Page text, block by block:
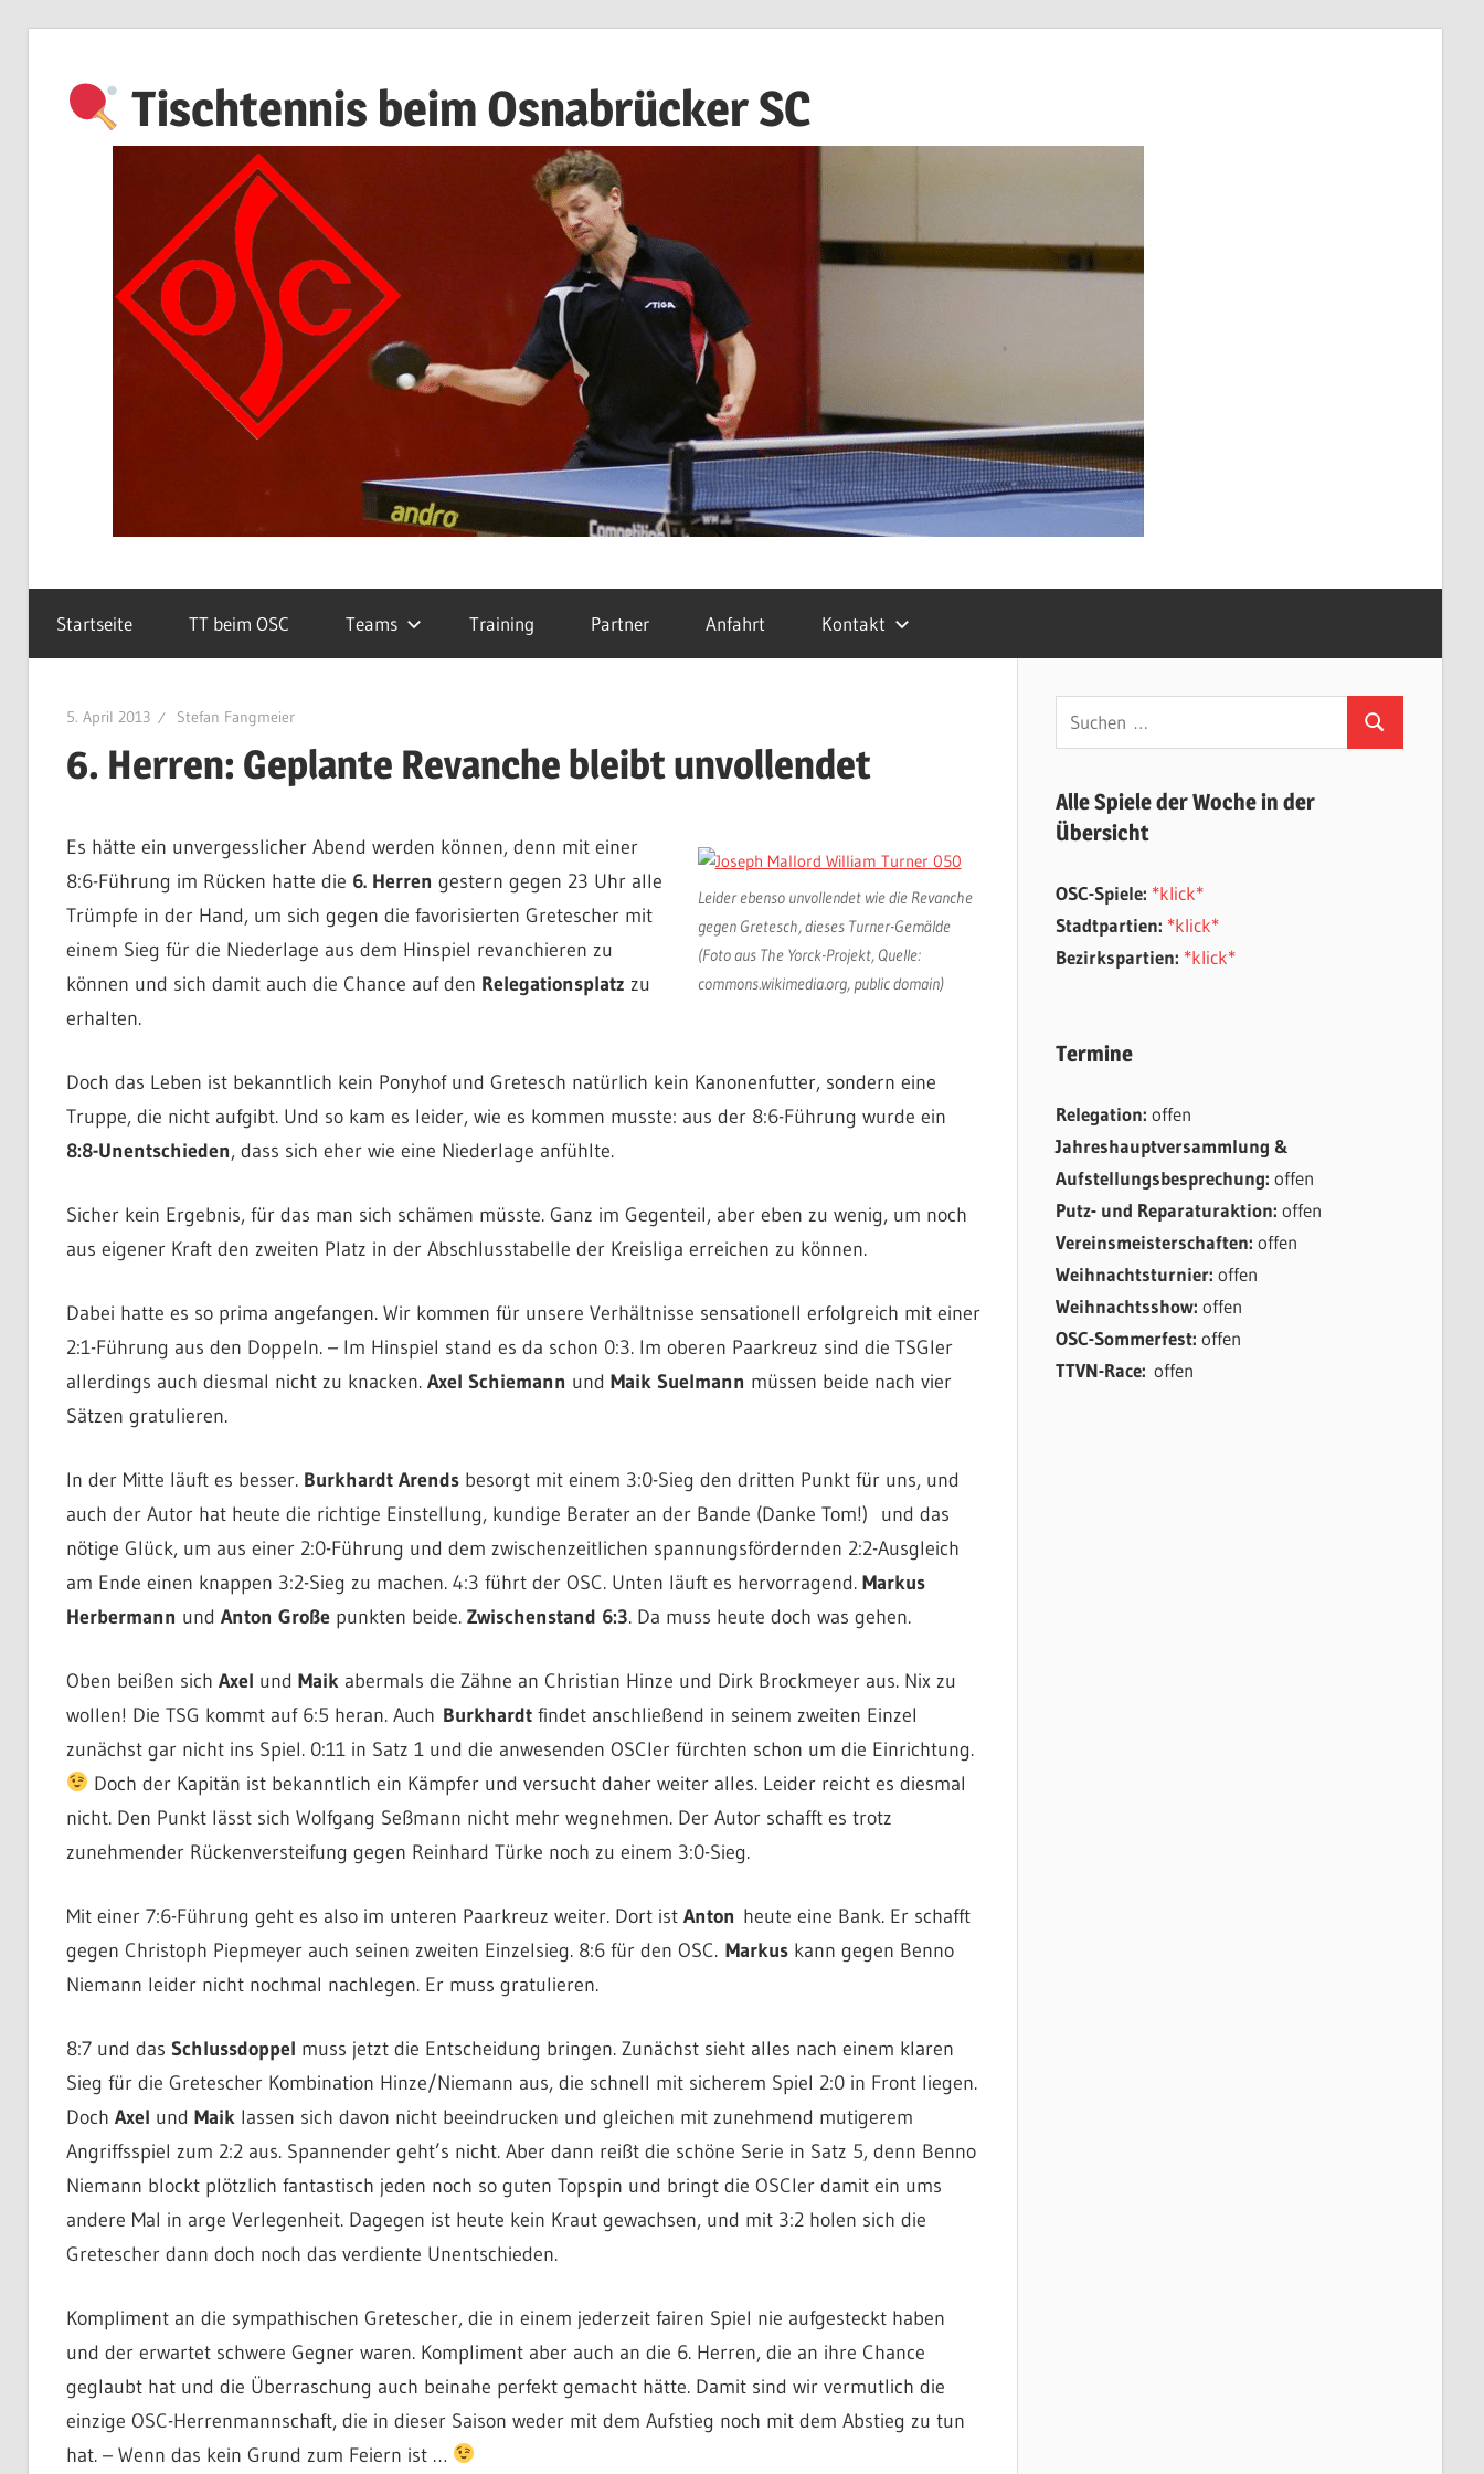
springen
Tischtennis beim Osnabrücker SC
Startseite TT beim OSC Teams Training Partner Anfahrt Kontakt
5. April 2013 Stefan Fangmeier
6. Herren: Geplante Revanche bleibt unvollendet
Leider ebenso unvollendet wie die Revanche
gegen Gretesch, dieses Turner-Gemälde
(Foto aus The Yorck-Projekt, Quelle:
commons.wikimedia.org, public domain)
Es hätte ein unvergesslicher Abend werden können, denn mit einer
8:6-Führung im Rücken hatte die 6. Herren gestern gegen 23 Uhr alle
Trümpfe in der Hand, um sich gegen die favorisierten Gretescher mit
einem Sieg für die Niederlage aus dem Hinspiel revanchieren zu
können und sich damit auch die Chance auf den Relegationsplatz zu
erhalten.
Doch das Leben ist bekanntlich kein Ponyhof und Gretesch natürlich kein Kanonenfutter, sondern eine
Truppe, die nicht aufgibt. Und so kam es leider, wie es kommen musste: aus der 8:6-Führung wurde ein
8:8-Unentschieden, dass sich eher wie eine Niederlage anfühlte.
Sicher kein Ergebnis, für das man sich schämen müsste. Ganz im Gegenteil, aber eben zu wenig, um noch
aus eigener Kraft den zweiten Platz in der Abschlusstabelle der Kreisliga erreichen zu können.
Dabei hatte es so prima angefangen. Wir kommen für unsere Verhältnisse sensationell erfolgreich mit einer
2:1-Führung aus den Doppeln. – Im Hinspiel stand es da schon 0:3. Im oberen Paarkreuz sind die TSGler
allerdings auch diesmal nicht zu knacken. Axel Schiemann und Maik Suelmann müssen beide nach vier
Sätzen gratulieren.
In der Mitte läuft es besser. Burkhardt Arendsbesorgt mit einem 3:0-Sieg den dritten Punkt für uns, und
auch der Autor hat heute die richtige Einstellung, kundige Berater an der Bande (Danke Tom!) und das
nötige Glück, um aus einer 2:0-Führung und dem zwischenzeitlichen spannungsfördernden 2:2-Ausgleich
am Ende einen knappen 3:2-Sieg zu machen. 4:3 führt der OSC. Unten läuft es hervorragend. Markus
Herbermann und Anton Großepunkten beide. Zwischenstand 6:3. Da muss heute doch was gehen.
Oben beißen sich Axel und Maikabermals die Zähne an Christian Hinze und Dirk Brockmeyer aus. Nix zu
wollen! Die TSG kommt auf 6:5 heran. Auch Burkhardtfindet anschließend in seinem zweiten Einzel
zunächst gar nicht ins Spiel. 0:11 in Satz 1 und die anwesenden OSCler fürchten schon um die Einrichtung.
Doch der Kapitän ist bekanntlich ein Kämpfer und versucht daher weiter alles. Leider reicht es diesmal
nicht. Den Punkt lässt sich Wolfgang Seßmann nicht mehr wegnehmen. Der Autor schafft es trotz
zunehmender Rückenversteifung gegen Reinhard Türke noch zu einem 3:0-Sieg.
Mit einer 7:6-Führung geht es also im unteren Paarkreuz weiter. Dort ist Anton heute eine Bank. Er schafft
gegen Christoph Piepmeyer auch seinen zweiten Einzelsieg. 8:6 für den OSC. Markuskann gegen Benno
Niemann leider nicht nochmal nachlegen. Er muss gratulieren.
8:7 und das Schlussdoppel muss jetzt die Entscheidung bringen. Zunächst sieht alles nach einem klaren
Sieg für die Gretescher Kombination Hinze/Niemann aus, die schnell mit sicherem Spiel 2:0 in Front liegen.
Doch Axel und Maiklassen sich davon nicht beeindrucken und gleichen mit zunehmend mutigerem
Angriffsspiel zum 2:2 aus. Spannender geht’s nicht. Aber dann reißt die schöne Serie in Satz 5, denn Benno
Niemann blockt plötzlich fantastisch jeden noch so guten Topspin und bringt die OSCler damit ein ums
andere Mal in arge Verlegenheit. Dagegen ist heute kein Kraut gewachsen, und mit 3:2 holen sich die
Gretescher dann doch noch das verdiente Unentschieden.
Kompliment an die sympathischen Gretescher, die in einem jederzeit fairen Spiel nie aufgesteckt haben
und der erwartet schwere Gegner waren. Kompliment aber auch an die 6. Herren, die an ihre Chance
geglaubt hat und die Überraschung auch beinahe perfekt gemacht hätte. Damit sind wir vermutlich die
einzige OSC-Herrenmannschaft, die in dieser Saison weder mit dem Aufstieg noch mit dem Abstieg zu tun
hat. – Wenn das kein Grund zum Feiern ist …
Suchen
nach:
Suchen
Alle Spiele der Woche in der
Übersicht
OSC-Spiele: *klick*
Stadtpartien: *klick*
Bezirkspartien: *klick*
Termine
Relegation: offen
Jahreshauptversammlung &
Aufstellungsbesprechung: offen
Putz- und Reparaturaktion: offen
Vereinsmeisterschaften: offen
Weihnachtsturnier: offen
Weihnachtsshow: offen
OSC-Sommerfest: offen
TTVN-Race: offen